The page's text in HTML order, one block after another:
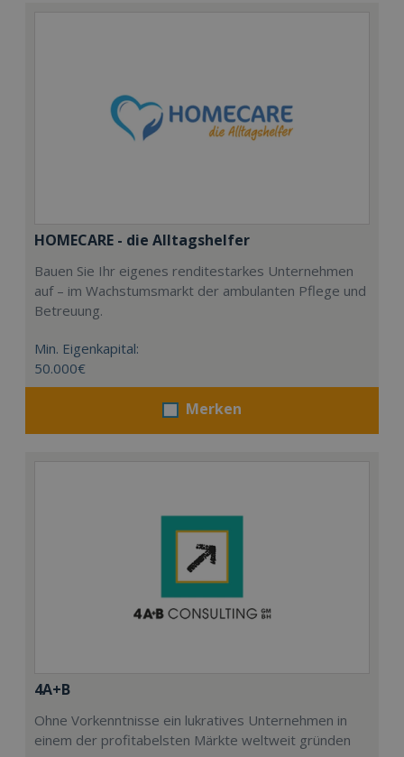
HOMECARE - die Alltagshelfer
Bauen Sie Ihr eigenes renditestarkes Unternehmen
auf – im Wachstumsmarkt der ambulanten Pflege und
Betreuung.
Min. Eigenkapital:
50.000€
Merken
4A+B
Ohne Vorkenntnisse ein lukratives Unternehmen in
einem der profitabelsten Märkte weltweit gründen